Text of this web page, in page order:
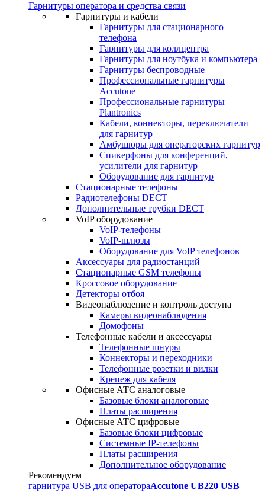
Гарнитуры оператора и средства связи
Гарнитуры и кабели
Гарнитуры для стационарного
телефона
Гарнитуры для коллцентра
Гарнитуры для ноутбука и компьютера
Гарнитуры беспроводные
Профессиональные гарнитуры
Accutone
Профессиональные гарнитуры
Plantronics
Кабели, коннекторы, переключатели
для гарнитур
Амбушюры для операторских гарнитур
Cпикерфоны для конференций,
усилители для гарнитур
Оборудование для гарнитур
Стационарные телефоны
Радиотелефоны DECT
Дополнительные трубки DECT
VoIP оборудование
VoIP-телефоны
VoIP-шлюзы
Оборудование для VoIP телефонов
Аксессуары для радиостанций
Стационарные GSM телефоны
Кроссовое оборудование
Детекторы отбоя
Видеонаблюдение и контроль доступа
Камеры видеонаблюдения
Домофоны
Телефонные кабели и аксессуары
Телефонные шнуры
Коннекторы и переходники
Телефонные розетки и вилки
Крепеж для кабеля
Офисные АТС аналоговые
Базовые блоки аналоговые
Платы расширения
Офисные АТС цифровые
Базовые блоки цифровые
Системные IP-телефоны
Платы расширения
Дополнительное оборудование
Рекомендуем
гарнитура USB для оператораAccutone UB220 USB